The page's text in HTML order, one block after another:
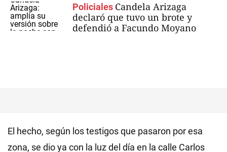
Policiales Candela Arizaga
declaró que tuvo un brote y
defendió a Facundo Moyano
El hecho, según los testigos que pasaron por esa
zona, se dio ya con la luz del día en la calle Carlos